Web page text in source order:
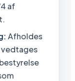
af
Afholdes
vedtages